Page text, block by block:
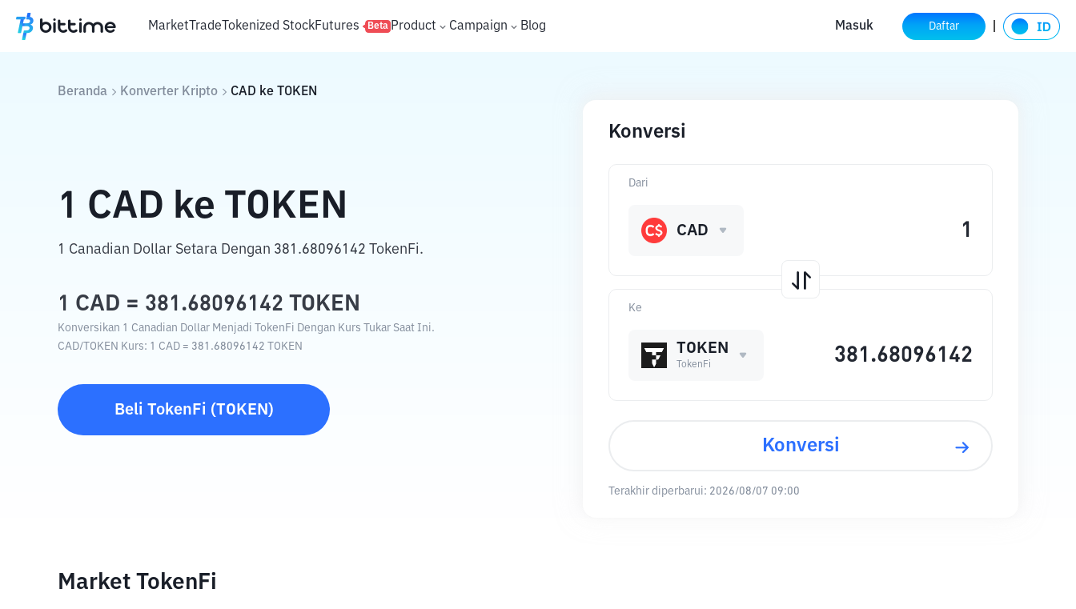
MarketTradeTokenized StockFutures Beta Product Campaign Blog Masuk Daftar
Beranda Konverter Kripto CAD ke TOKEN
1 CAD ke TOKEN
1 Canadian Dollar Setara Dengan 381.68096142 TokenFi.
1 CAD = 381.68096142 TOKEN
Konversikan 1 Canadian Dollar Menjadi TokenFi Dengan Kurs Tukar Saat Ini.
CAD/ TOKEN Kurs: 1 CAD = 381.68096142 TOKEN
Beli TokenFi (TOKEN )
Konversi
Ke
TOKEN
TokenFi
Dari
CAD
Konversi
Terakhir diperbarui: 2026/08/07 09:00
Market TokenFi